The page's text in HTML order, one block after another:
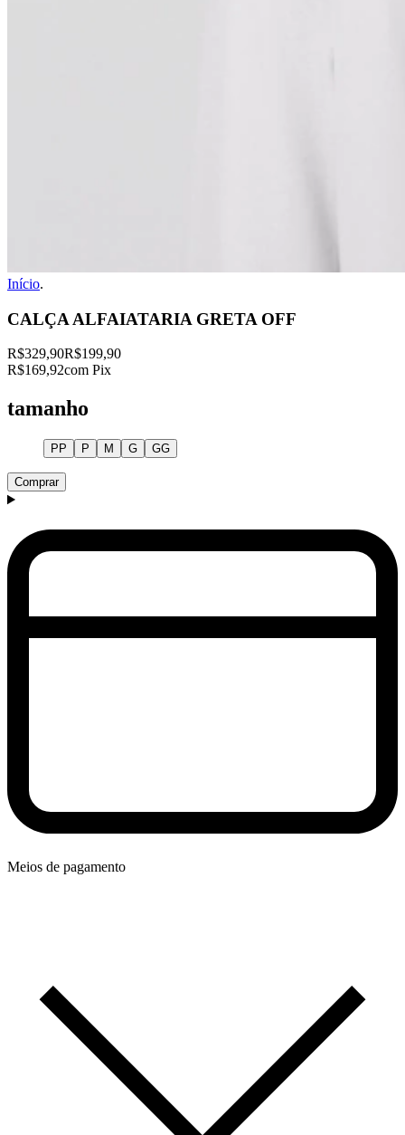
Início.
CALÇA ALFAIATARIA GRETA OFF
R$329,90R$199,90
R$169,92com Pix
tamanho
PP P M G GG
Comprar
Meios de pagamento